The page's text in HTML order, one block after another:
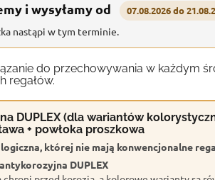
i wysyłamy od 07.08.2026 do
nastąpi w tym terminie.
do przechowywania w każdym
regałów.
DUPLEX (dla wariantów
+ powłoka proszkowa
której nie mają konwencjonalne
DUPLEX